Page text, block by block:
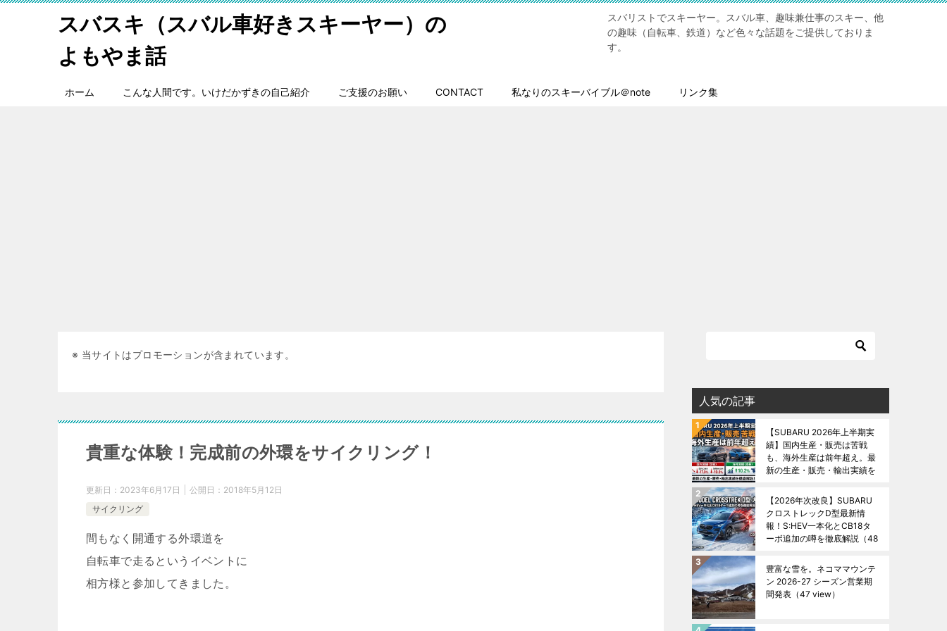
スバスキ（スバル車好きスキーヤー）の
よもやま話
スバリストでスキーヤー。スバル車、趣味兼仕事のスキー、他
の趣味（自転車、鉄道）など色々な話題をご提供しておりま
す。
ホーム こんな人間です。いけだかずきの自己紹介 ご支援のお願い CONTACT 私なりのスキーバイブル＠note リンク集
※ 当サイトはプロモーションが含まれています。
貴重な体験！完成前の外環をサイクリング！
更新日： 2023年6月17日 公開日： 2018年5月12日
サイクリング
間もなく開通する外環道を
自転車で走るというイベントに
相方様と参加してきました。
人気の記事
【SUBARU 2026年上半期実
績】国内生産・販売は苦戦
も、海外生産は前年超え。最
新の生産・販売・輸出実績を
【2026年次改良】SUBARU
クロストレックD型最新情
報！S:HEV一本化とCB18タ
ーボ追加の噂を徹底解説 （48
豊富な雪を。ネコママウンテ
ン 2026-27 シーズン営業期
間発表 （47 view）